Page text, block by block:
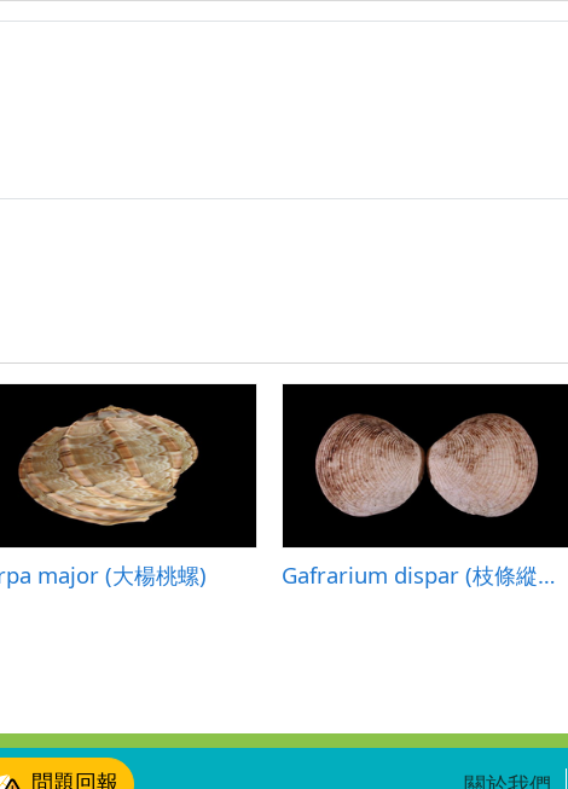
major (大楊桃螺) Gafrarium dispar (枝條縱簾蛤)
問題回報